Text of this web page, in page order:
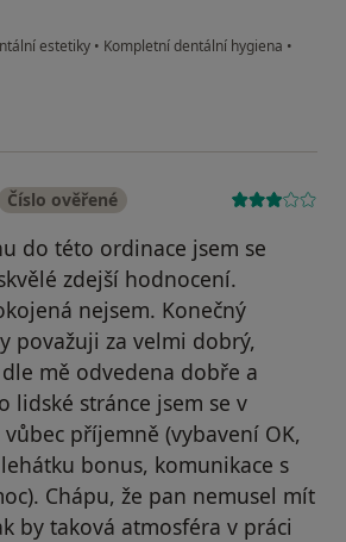
estetiky • Kompletní dentální hygiena •
Číslo ověřené
do této ordinace jsem se
zdejší hodnocení.
nejsem. Konečný
považuji za velmi dobrý,
mě odvedena dobře a
lidské stránce jsem se v
příjemně (vybavení OK,
bonus, komunikace s
Chápu, že pan nemusel mít
by taková atmosféra v práci